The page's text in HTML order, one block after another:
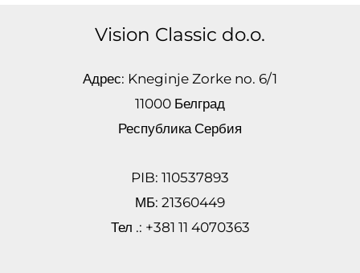
Vision Classic do.o.
Адрес: Kneginje Zorke no. 6/1
11000 Белград
Республика Сербия
PIB: 110537893
МБ: 21360449
Тел .: +381 11 4070363